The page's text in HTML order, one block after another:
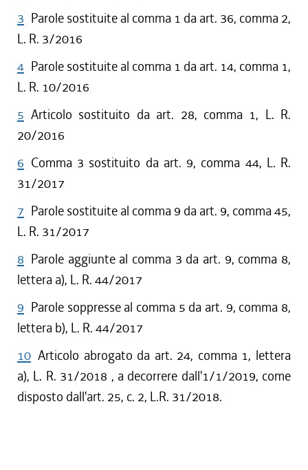
3 Parole sostituite al comma 1 da art. 36, comma 2,
L. R. 3/2016
4 Parole sostituite al comma 1 da art. 14, comma 1,
L. R. 10/2016
5 Articolo sostituito da art. 28, comma 1, L. R.
20/2016
6 Comma 3 sostituito da art. 9, comma 44, L. R.
31/2017
7 Parole sostituite al comma 9 da art. 9, comma 45,
L. R. 31/2017
8 Parole aggiunte al comma 3 da art. 9, comma 8,
lettera a), L. R. 44/2017
9 Parole soppresse al comma 5 da art. 9, comma 8,
lettera b), L. R. 44/2017
10 Articolo abrogato da art. 24, comma 1, lettera
a), L. R. 31/2018 , a decorrere dall'1/1/2019, come
disposto dall'art. 25, c. 2, L.R. 31/2018.